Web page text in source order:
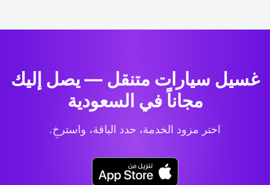
غسيل سيارات متنقل — يصل إليك
مجاناً في السعودية
اختر مزود الخدمة، حدد الباقة، واسترخِ.